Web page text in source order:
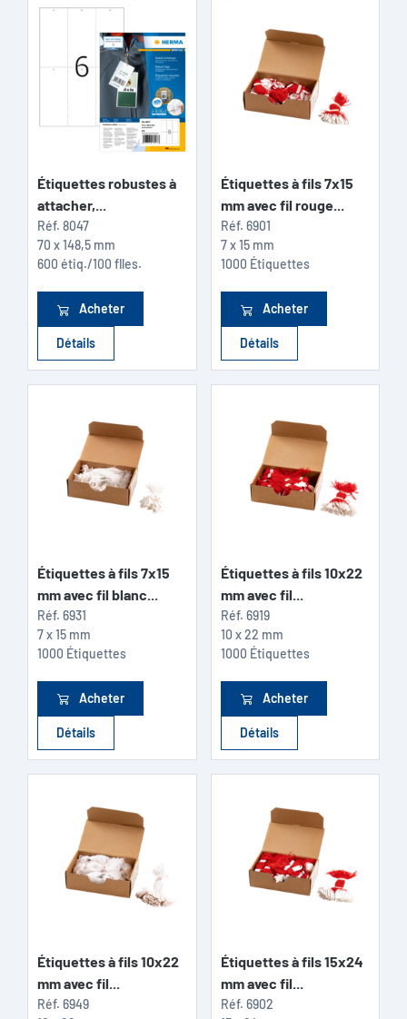
Étiquettes robustes à
attacher,...
Réf. 8047
70 x 148,5 mm
600 étiq./100 flles.
Acheter
Détails
Étiquettes à fils 7x15
mm avec fil rouge...
Réf. 6901
7 x 15 mm
1000 Étiquettes
Acheter
Détails
Étiquettes à fils 7x15
mm avec fil blanc...
Réf. 6931
7 x 15 mm
1000 Étiquettes
Acheter
Détails
Étiquettes à fils 10x22
mm avec fil...
Réf. 6919
10 x 22 mm
1000 Étiquettes
Acheter
Détails
Étiquettes à fils 10x22
mm avec fil...
Réf. 6949
Étiquettes à fils 15x24
mm avec fil...
Réf. 6902